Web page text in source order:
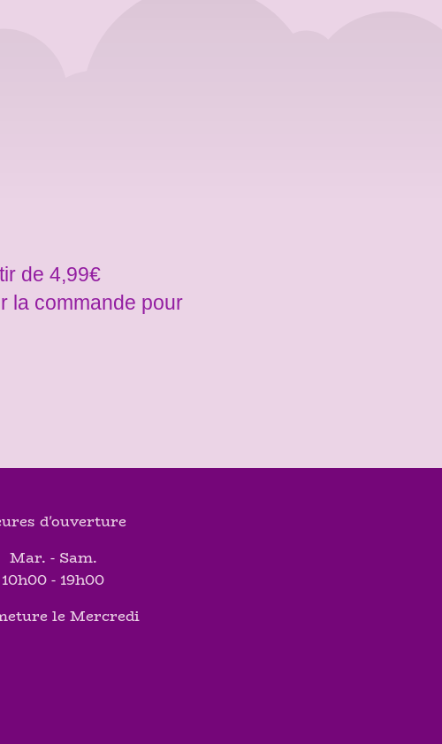
de 4,99€
la commande pour
d'ouverture
Mar. - Sam.
10h00 - 19h00
le Mercredi